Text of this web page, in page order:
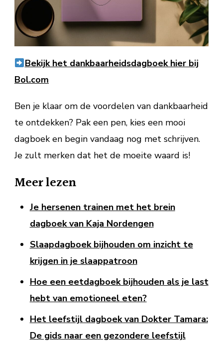
Bekijk het dankbaarheidsdagboek hier bij
Bol.com
Ben je klaar om de voordelen van dankbaarheid
te ontdekken? Pak een pen, kies een mooi
dagboek en begin vandaag nog met schrijven.
Je zult merken dat het de moeite waard is!
Meer lezen
Je hersenen trainen met het brein
dagboek van Kaja Nordengen
Slaapdagboek bijhouden om inzicht te
krijgen in je slaappatroon
Hoe een eetdagboek bijhouden als je last
hebt van emotioneel eten?
Het leefstijl dagboek van Dokter Tamara:
De gids naar een gezondere leefstijl